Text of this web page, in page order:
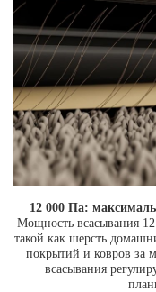
12 000 Па:
Мощность всасывания 12
такой как шерсть
покрытий и ковров за
всасывания